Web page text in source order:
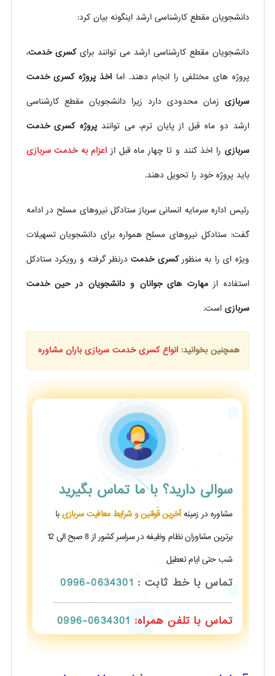
دانشجویان مقطع کارشناسی ارشد اینگونه بیان کرد:
دانشجویان مقطع کارشناسی ارشد می توانند برایکسری خدمت،
پروژه های مختلفی را انجام دهند. اما اخذ پروژه کسری خدمت
سربازی زمان محدودی دارد زیرا دانشجویان مقطع کارشناسی
ارشد دو ماه قبل از پایان ترم، می توانندپروژه کسری خدمت
سربازی را اخذ کنند و تا چهار ماه قبل از اعزام به خدمت سربازی
باید پروژه خود را تحویل دهند.
رئیس اداره سرمایه انسانی سرباز ستادکل نیروهای مسلح در ادامه
گفت: ستادکل نیروهای مسلح همواره برای دانشجویان تسهیلات
ویژه ای را به منظورکسری خدمتدرنظر گرفته و رویکرد ستادکل
استفاده ازمهارت های جوانان و دانشجویان در حین خدمت
سربازی است.
همچنین بخوانید: انواع کسری خدمت سربازی باران مشاوره
سوالی دارید؟ با ما تماس بگیرید
مشاوره در زمینهآخرین قوانین و شرایط معافیت سربازیبا
برترین مشاوران نظام وظیفه در سراسر کشور از 8 صبح الی 12
شب حتی ایام تعطیل
تماس با خط ثابت : 0634301-0996
تماس با تلفن همراه: 0634301-0996